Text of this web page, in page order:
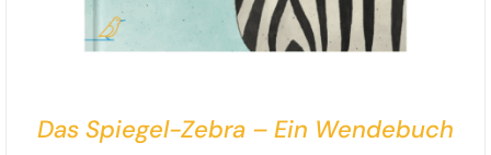
Das Spiegel-Zebra – Ein Wendebuch